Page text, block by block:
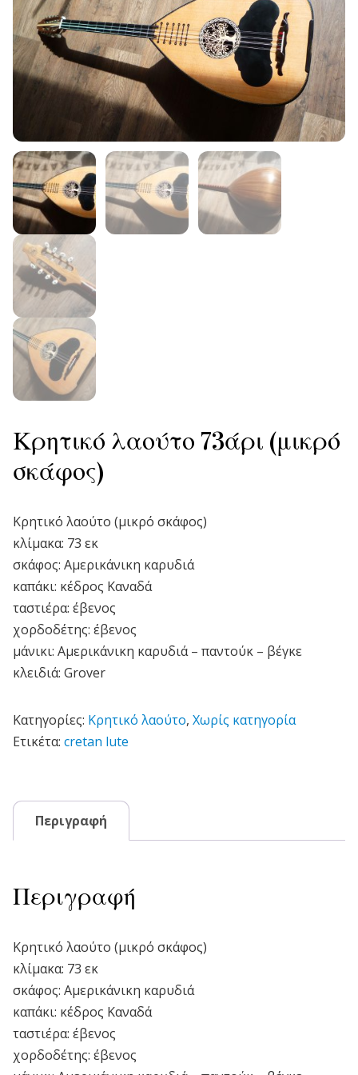
Κρητικό λαούτο 73άρι (μικρό
σκάφος)
Κρητικό λαούτο (μικρό σκάφος)
κλίμακα: 73 εκ
σκάφος: Αμερικάνικη καρυδιά
καπάκι: κέδρος Καναδά
ταστιέρα: έβενος
χορδοδέτης: έβενος
μάνικι: Αμερικάνικη καρυδιά – παντούκ – βέγκε
κλειδιά: Grover
Κατηγορίες: Κρητικό λαούτο, Χωρίς κατηγορία
Ετικέτα: cretan lute
Περιγραφή
Περιγραφή
Κρητικό λαούτο (μικρό σκάφος)
κλίμακα: 73 εκ
σκάφος: Αμερικάνικη καρυδιά
καπάκι: κέδρος Καναδά
ταστιέρα: έβενος
χορδοδέτης: έβενος